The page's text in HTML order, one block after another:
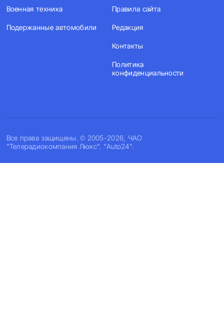
Все права защищены. © 2005-2026, ЧАО
"Телерадиокомпания Люкс". "Auto24".
Военная техника
Подержанные автомобили
Правила сайта
Редакция
Контакты
Политика
конфиденциальности